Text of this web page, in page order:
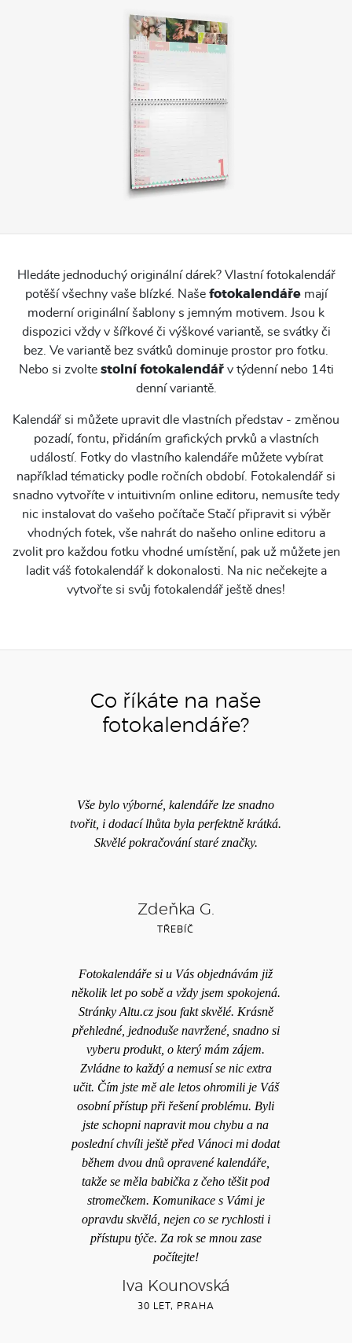
Hledáte jednoduchý originální dárek? Vlastní fotokalendář
potěší všechny vaše blízké. Naše fotokalendářemají
moderní originální šablony s jemným motivem. Jsou k
dispozici vždy v šířkové či výškové variantě, se svátky či
bez. Ve variantě bez svátků dominuje prostor pro fotku.
Nebo si zvolte stolní fotokalendářv týdenní nebo 14ti
denní variantě.
Kalendář si můžete upravit dle vlastních představ - změnou
pozadí, fontu, přidáním grafických prvků a vlastních
událostí. Fotky do vlastního kalendáře můžete vybírat
například tématicky podle ročních období. Fotokalendář si
snadno vytvoříte v intuitivním online editoru, nemusíte tedy
nic instalovat do vašeho počítače Stačí připravit si výběr
vhodných fotek, vše nahrát do našeho online editoru a
zvolit pro každou fotku vhodné umístění, pak už můžete jen
ladit váš fotokalendář k dokonalosti. Na nic nečekejte a
vytvořte si svůj fotokalendář ještě dnes!
Co říkáte na naše
fotokalendáře?
Vše bylo výborné, kalendáře lze snadno
tvořit, i dodací lhůta byla perfektně krátká.
Skvělé pokračování staré značky.
Zdeňka G.
TŘEBÍČ
Fotokalendáře si u Vás objednávám již
několik let po sobě a vždy jsem spokojená.
Stránky Altu.cz jsou fakt skvělé. Krásně
přehledné, jednoduše navržené, snadno si
vyberu produkt, o který mám zájem.
Zvládne to každý a nemusí se nic extra
učit. Čím jste mě ale letos ohromili je Váš
osobní přístup při řešení problému. Byli
jste schopni napravit mou chybu a na
poslední chvíli ještě před Vánoci mi dodat
během dvou dnů opravené kalendáře,
takže se měla babička z čeho těšit pod
stromečkem. Komunikace s Vámi je
opravdu skvělá, nejen co se rychlosti i
přístupu týče. Za rok se mnou zase
počítejte!
Iva Kounovská
30 LET, PRAHA